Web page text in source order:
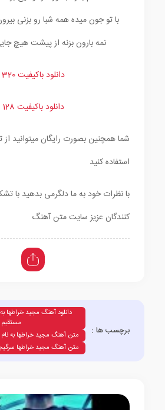
با تو جون میده همه شبا رو بزنی
نمه بارون بزنه از پیشت هیچ
دانلود باکیفیت 320
دانلود باکیفیت 128
شما همچنین بصورت رایگان میتوانید از
استفاده کنید
با نظرات خود به ما دلگرمی بدهید با
کنندگان عزیز سایت متن آهنگ
برچسب ها :
دانلود آهنگ مجید خراطها
مستقیم
متن آهنگ مجید خراطها به
متن آهنگ مجید خراطها